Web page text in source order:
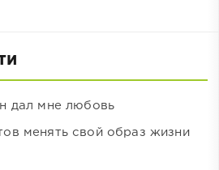
дал мне любовь
менять свой образ жизни